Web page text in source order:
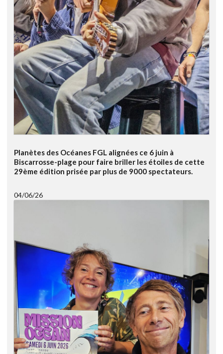
Planètes des Océanes FGL alignées ce 6 juin à
Biscarrosse-plage pour faire briller les étoiles de cette
29ème édition prisée par plus de 9000 spectateurs.
04/06/26